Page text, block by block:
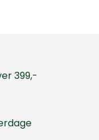
399,-